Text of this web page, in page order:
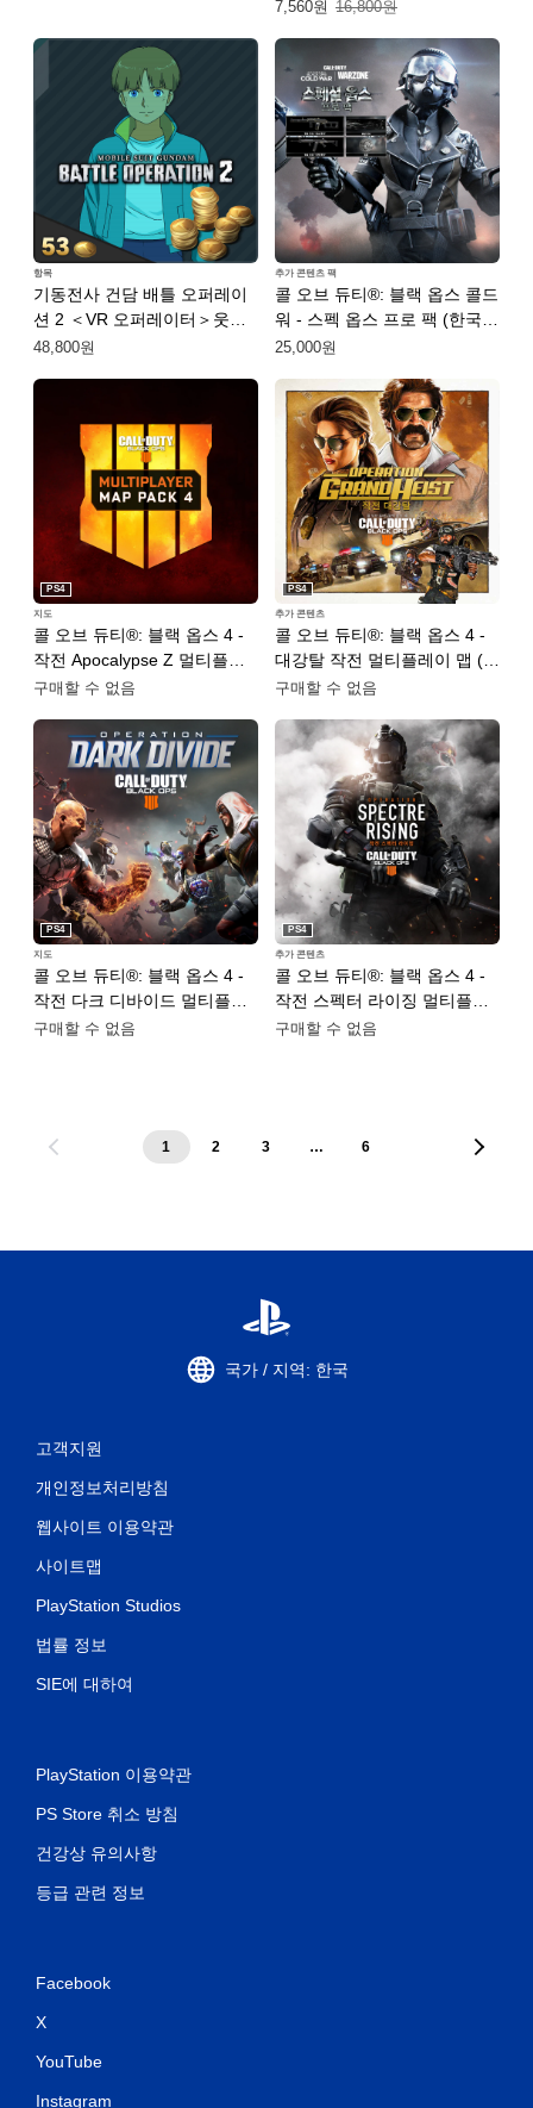
7,560원
특별가: 7,560원. 일반가: 16,800원.
16,800원
기동전사 건담 배틀 오퍼레이
션 2 ＜VR 오퍼레이터＞웃소
포함 토큰 팩 (한국어판)
항목
48,800원
콜 오브 듀티®: 블랙 옵스 콜드
워 - 스펙 옵스 프로 팩 (한국어
판)
추가 콘텐츠 팩
25,000원
콜 오브 듀티®: 블랙 옵스 4 -
작전 Apocalypse Z 멀티플레
이 맵 (한국어판)
PS4
지도
구매할 수 없음
콜 오브 듀티®: 블랙 옵스 4 -
대강탈 작전 멀티플레이 맵 (한
국어판)
PS4
추가 콘텐츠
구매할 수 없음
콜 오브 듀티®: 블랙 옵스 4 -
작전 다크 디바이드 멀티플레
이 맵 (한국어판)
PS4
지도
구매할 수 없음
콜 오브 듀티®: 블랙 옵스 4 -
작전 스펙터 라이징 멀티플레
이 맵 (한국어판)
PS4
추가 콘텐츠
구매할 수 없음
1 2 3 … 6
국가 / 지역: 한국
고객지원
개인정보처리방침
웹사이트 이용약관
사이트맵
PlayStation Studios
법률 정보
SIE에 대하여
PlayStation 이용약관
PS Store 취소 방침
건강상 유의사항
등급 관련 정보
Facebook
X
YouTube
Instagram